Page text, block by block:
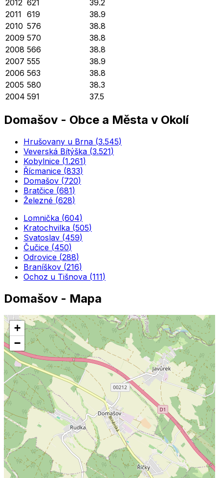
2012 621
39.2
2011 619
38.9
2010 576
38.8
2009 570
38.8
2008 566
38.8
2007 555
38.9
2006 563
38.8
2005 580
38.3
2004 591 37.5
Domašov - Obce a Města v Okolí
Hrušovany u Brna (3.545)
Veverská Bítýška (3.521)
Kobylnice (1.261)
Řícmanice (833)
Domašov (720)
Bratčice (681)
Železné (628)
Lomnička (604)
Kratochvilka (505)
Svatoslav (459)
Čučice (450)
Odrovice (288)
Braníškov (216)
Ochoz u Tišnova (111)
Domašov - Mapa
+
−